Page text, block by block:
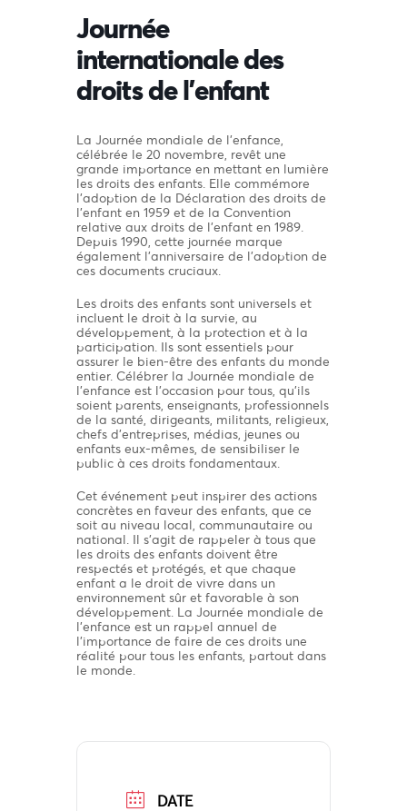
Journée
internationale des
droits de l’enfant
La Journée mondiale de l’enfance,
célébrée le 20 novembre, revêt une
grande importance en mettant en lumière
les droits des enfants. Elle commémore
l’adoption de la Déclaration des droits de
l’enfant en 1959 et de la Convention
relative aux droits de l’enfant en 1989.
Depuis 1990, cette journée marque
également l’anniversaire de l’adoption de
ces documents cruciaux.
Les droits des enfants sont universels et
incluent le droit à la survie, au
développement, à la protection et à la
participation. Ils sont essentiels pour
assurer le bien-être des enfants du monde
entier. Célébrer la Journée mondiale de
l’enfance est l’occasion pour tous, qu’ils
soient parents, enseignants, professionnels
de la santé, dirigeants, militants, religieux,
chefs d’entreprises, médias, jeunes ou
enfants eux-mêmes, de sensibiliser le
public à ces droits fondamentaux.
Cet événement peut inspirer des actions
concrètes en faveur des enfants, que ce
soit au niveau local, communautaire ou
national. Il s’agit de rappeler à tous que
les droits des enfants doivent être
respectés et protégés, et que chaque
enfant a le droit de vivre dans un
environnement sûr et favorable à son
développement. La Journée mondiale de
l’enfance est un rappel annuel de
l’importance de faire de ces droits une
réalité pour tous les enfants, partout dans
le monde.
DATE